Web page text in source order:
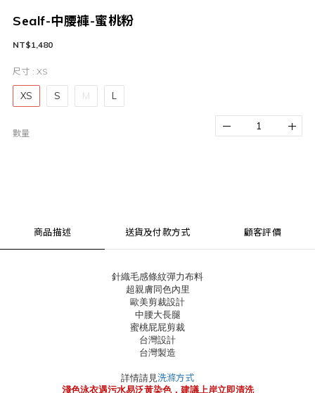
Sealf-中腰褲-蜜桃粉
NT$1,480
尺寸 : XS
XS S M L
數量
商品描述 送貨及付款方式 顧客評價
針織毛感條紋彈力布料
超親膚同色內里
歐美剪裁設計
中腰大長腿
蜜桃屁屁剪裁
台灣設計
台灣製造
詳情請見洗滌方式
淺色泳衣遇污水易泛黃染色，建議上岸立即清洗